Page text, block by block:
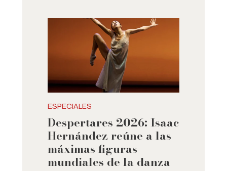
ESPECIALES
Despertares 2026: Isaac
Hernández reúne a las
máximas figuras
mundiales de la danza